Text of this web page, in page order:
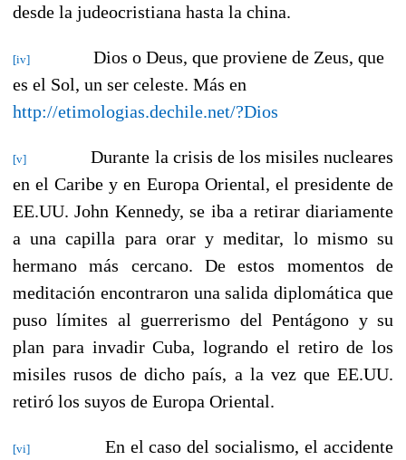
desde la judeocristiana hasta la china.
[iv]
Dios o Deus, que proviene de Zeus, que
es el Sol, un ser celeste. Más en
http://etimologias.dechile.net/?Dios
[v]
Durante la crisis de los misiles nucleares
en el Caribe y en Europa Oriental, el presidente de
EE.UU. John Kennedy, se iba a retirar diariamente
a una capilla para orar y meditar, lo mismo su
hermano más cercano. De estos momentos de
meditación encontraron una salida diplomática que
puso límites al guerrerismo del Pentágono y su
plan para invadir Cuba, logrando el retiro de los
misiles rusos de dicho país, a la vez que EE.UU.
retiró los suyos de Europa Oriental.
[vi]
En el caso del socialismo, el accidente